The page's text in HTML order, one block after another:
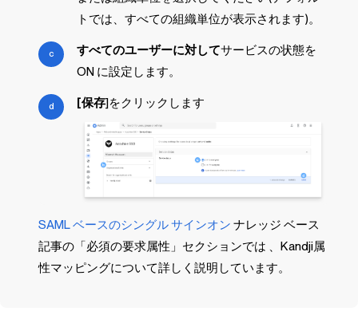
トでは、すべての組織単位が表示されます)。
すべてのユーザーに対してサービスの状態を
ON に設定します。
[保存]をクリックします
SAML ベースのシングル サインオン ナレッジ ベース
記事の「必須の要求属性」セクションでは 、 Kandji属
性マッピングについて詳しく説明しています。